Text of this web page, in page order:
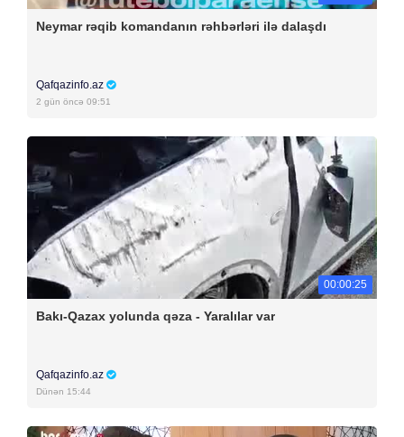
Neymar rəqib komandanın rəhbərləri ilə dalaşdı
Qafqazinfo.az
2 gün öncə 09:51
00:00:25
Bakı-Qazax yolunda qəza - Yaralılar var
Qafqazinfo.az
Dünən 15:44